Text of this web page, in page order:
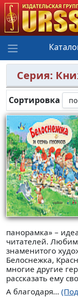
Серия:
Сортировка
панорамка» –
читателей.
знаменитого
Белоснежка,
многие другие
рассказать ему
А благодаря...